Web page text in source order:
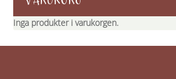
Inga produkter i varukorgen.